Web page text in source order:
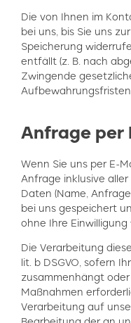
Die von Ihnen im
bei uns, bis Sie uns
Speicherung
entfällt (z. B. nach
Zwingende
Anfrage per
Wenn Sie uns per E-
Anfrage inklusive
Daten (Name,
bei uns gespeichert
ohne Ihre Einwilligung
Die Verarbeitung
lit. b DSGVO, sofern
zusammenhängt
Maßnahmen
Verarbeitung auf